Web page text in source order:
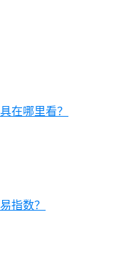
在哪里看？
指数？